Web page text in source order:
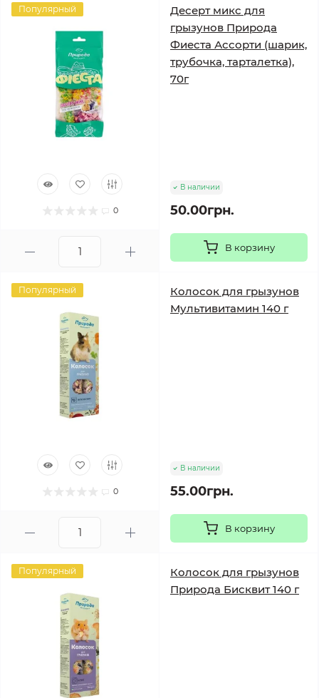
Популярный
0
Десерт микс для
грызунов Природа
Фиеста Ассорти (шарик,
трубочка, тарталетка),
70г
В наличии
50.00грн.
В корзину
Популярный
0
Колосок для грызунов
Мультивитамин 140 г
В наличии
55.00грн.
В корзину
Популярный
Колосок для грызунов
Природа Бисквит 140 г